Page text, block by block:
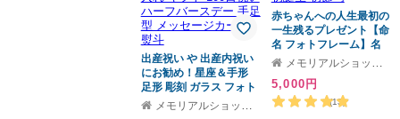
出産祝い や 出産内祝い
にお勧め！星座＆手形
足形 彫刻 ガラス フォト
フレーム【星に願いをこ
メモリアルショップ フォーユー
赤ちゃんへの人生最初の
一生残るプレゼント【命
名 フォトフレーム】名
入れ 赤ちゃん フォトフ
れ かわいい 写真 お
七夜 お祝い プレゼント
メモリアルショップ フォーユー
5,000円
(13)